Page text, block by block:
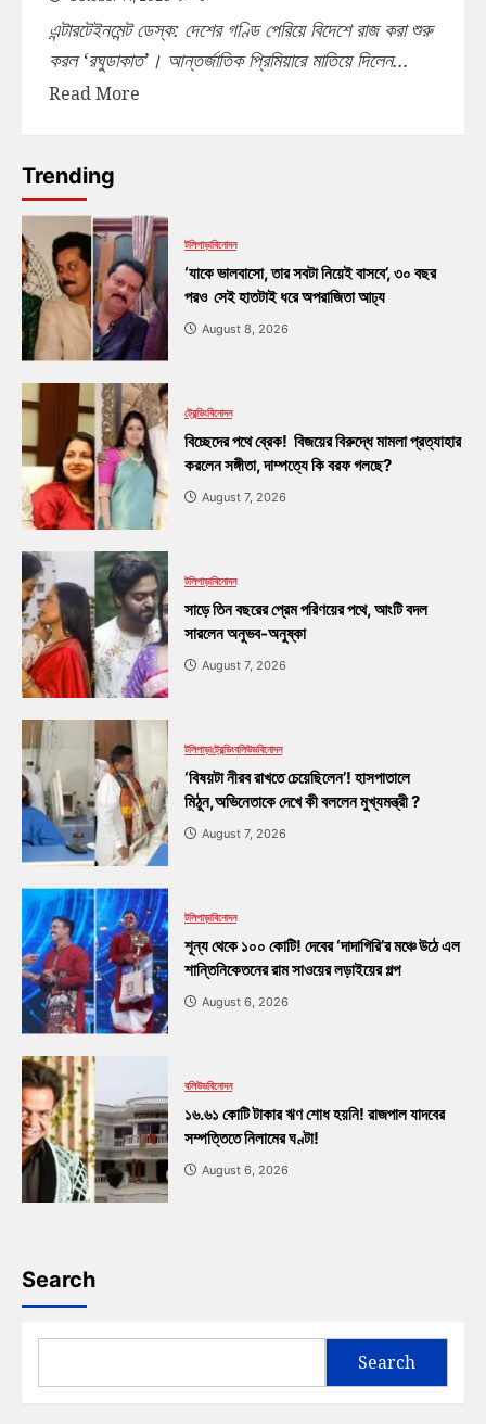
এন্টারটেইনমেন্ট ডেস্ক: দেশের গণ্ডি পেরিয়ে বিদেশে রাজ করা শুরু
করল ‘রঘুডাকাত’। আন্তর্জাতিক প্রিমিয়ারে মাতিয়ে দিলেন...
Read More
Trending
টলিপাড়াবিনোদন
‘যাকে ভালবাসো, তার সবটা নিয়েই বাসবে’, ৩০ বছর
পরও সেই হাতটাই ধরে অপরাজিতা আঢ্য
August 8, 2026
ট্রেন্ডিংবিনোদন
বিচ্ছেদের পথে ব্রেক! বিজয়ের বিরুদ্ধে মামলা প্রত্যাহার
করলেন সঙ্গীতা, দাম্পত্যে কি বরফ গলছে?
August 7, 2026
টলিপাড়াবিনোদন
সাড়ে তিন বছরের প্রেম পরিণয়ের পথে, আংটি বদল
সারলেন অনুভব-অনুষ্কা
August 7, 2026
টলিপাড়াট্রেন্ডিংবলিউডবিনোদন
‘বিষয়টা নীরব রাখতে চেয়েছিলেন’! হাসপাতালে
মিঠুন,অভিনেতাকে দেখে কী বললেন মুখ্যমন্ত্রী ?
August 7, 2026
টলিপাড়াবিনোদন
শূন্য থেকে ১০০ কোটি! দেবের ‘দাদাগিরি’র মঞ্চে উঠে এল
শান্তিনিকেতনের রাম সাওয়ের লড়াইয়ের গল্প
August 6, 2026
বলিউডবিনোদন
১৬.৬১ কোটি টাকার ঋণ শোধ হয়নি! রাজপাল যাদবের
সম্পত্তিতে নিলামের ঘণ্টা!
August 6, 2026
Search
Search